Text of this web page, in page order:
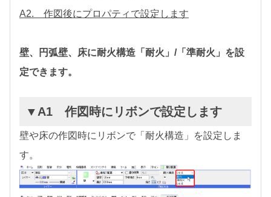
A2. 作図後にプロパティで設定します
壁、円弧壁、床に耐火構造「耐火」/「準耐火」を設
定できます。
▼A1 作図時にリボンで設定します
壁や床の作図時にリボンで「耐火構造」を設定しま
す。